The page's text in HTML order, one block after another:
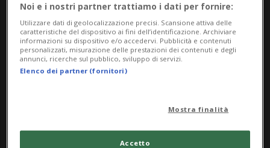
Sottoscrivi un abbonamentoArchivioper
leggere questo articolo, oppure scegli
MyTioAboper accedere all'archivio e
navigare su sito e app senza pubblicità.
Noi e i nostri partner trattiamo i dati per fornire:
Utilizzare dati di geolocalizzazione precisi. Scansione attiva delle
caratteristiche del dispositivo ai fini dell’identificazione. Archiviare
informazioni su dispositivo e/o accedervi. Pubblicità e contenuti
personalizzati, misurazione delle prestazioni dei contenuti e degli
annunci, ricerche sul pubblico, sviluppo di servizi.
Elenco dei partner (fornitori)
Mostra finalità
Accetto